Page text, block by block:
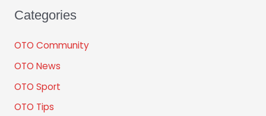
Categories
OTO Community
OTO News
OTO Sport
OTO Tips